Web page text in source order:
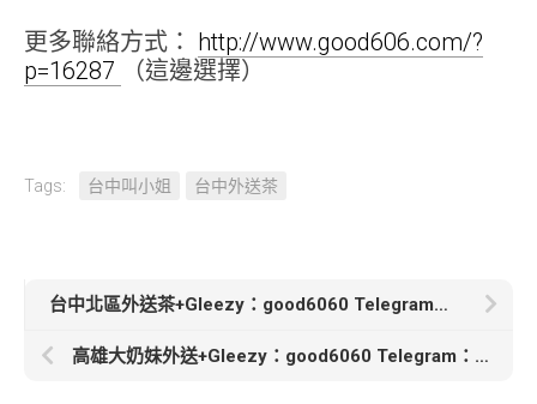
更多聯絡方式： http://www.good606.com/?
p=16287
（這邊選擇）
Tags: 台中叫小姐 台中外送茶
台中北區外送茶+Gleezy：good6060 Telegram：good6060【秀智】160cm D+ 45KG 護士 主動 配合度很高
高雄大奶妹外送+Gleezy：good6060 Telegram：good6060【芝玲】160.48.E.24歲胸大屁股翹